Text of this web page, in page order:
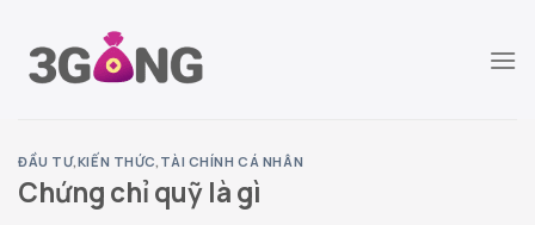
đến
ĐẦU TƯ,KIẾN THỨC, TÀI CHÍNH CÁ NHÂN
Chứng chỉ quỹ là gì